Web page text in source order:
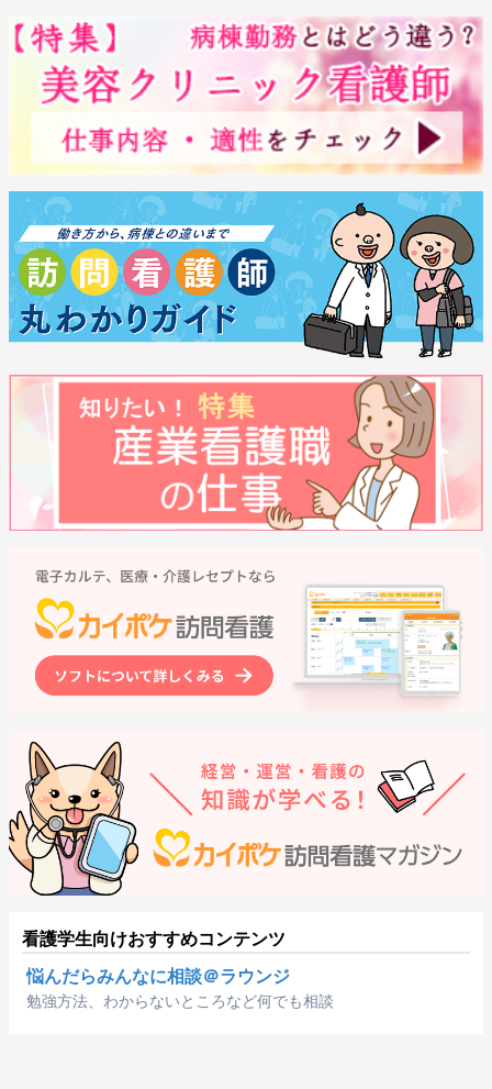
看護学生向けおすすめコンテンツ
悩んだらみんなに相談＠ラウンジ
勉強方法、わからないところなど何でも相談